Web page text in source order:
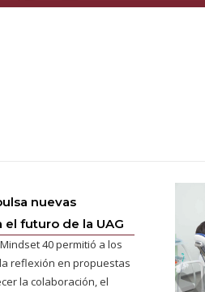
nuevas
el futuro de la UAG
40 permitió a los
reflexión en propuestas
la colaboración, el